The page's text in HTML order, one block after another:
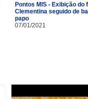
Pontos MIS - Exibição do
Clementina seguido de
papo
07/01/2021